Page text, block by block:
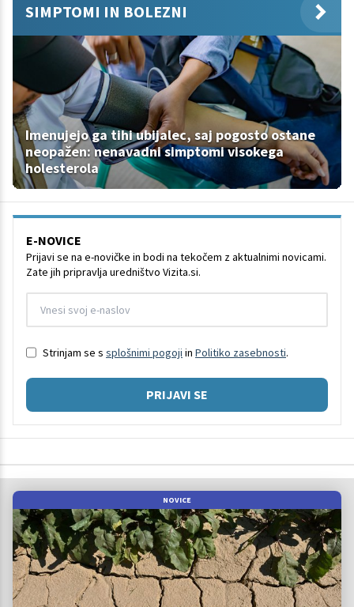
SIMPTOMI IN BOLEZNI
Imenujejo ga tihi ubijalec, saj pogosto ostane
neopažen: nenavadni simptomi visokega
holesterola
E-NOVICE
Prijavi se na e-novičke in bodi na tekočem z aktualnimi novicami.
Zate jih pripravlja uredništvo Vizita.si.
Strinjam se s splošnimi pogoji in Politiko zasebnosti.
PRIJAVI SE
NOVICE